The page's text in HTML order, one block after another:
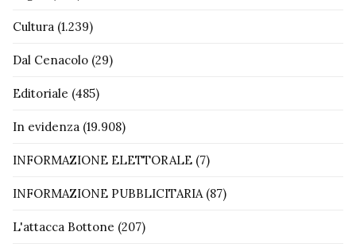
Cultura (1.239)
Dal Cenacolo (29)
Editoriale (485)
In evidenza (19.908)
INFORMAZIONE ELETTORALE (7)
INFORMAZIONE PUBBLICITARIA (87)
L'attacca Bottone (207)